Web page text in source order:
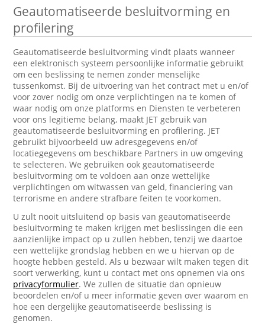
Geautomatiseerde besluitvorming en
profilering
Geautomatiseerde besluitvorming vindt plaats wanneer
een elektronisch systeem persoonlijke informatie gebruikt
om een beslissing te nemen zonder menselijke
tussenkomst. Bij de uitvoering van het contract met u en/of
voor zover nodig om onze verplichtingen na te komen of
waar nodig om onze platforms en Diensten te verbeteren
voor ons legitieme belang, maakt JET gebruik van
geautomatiseerde besluitvorming en profilering. JET
gebruikt bijvoorbeeld uw adresgegevens en/of
locatiegegevens om beschikbare Partners in uw omgeving
te selecteren. We gebruiken ook geautomatiseerde
besluitvorming om te voldoen aan onze wettelijke
verplichtingen om witwassen van geld, financiering van
terrorisme en andere strafbare feiten te voorkomen.
U zult nooit uitsluitend op basis van geautomatiseerde
besluitvorming te maken krijgen met beslissingen die een
aanzienlijke impact op u zullen hebben, tenzij we daartoe
een wettelijke grondslag hebben en we u hiervan op de
hoogte hebben gesteld. Als u bezwaar wilt maken tegen dit
soort verwerking, kunt u contact met ons opnemen via ons
privacyformulier. We zullen de situatie dan opnieuw
beoordelen en/of u meer informatie geven over waarom en
hoe een dergelijke geautomatiseerde beslissing is
genomen.